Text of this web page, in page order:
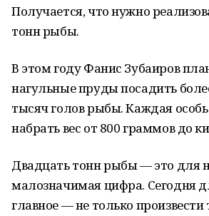
Получается, что нужно
тонн рыбы.
В этом году Фанис Зубаиров
нагульные пруды посадить
тысяч голов рыбы. Каждая
набрать вес от 800 граммов до
Двадцать тонн рыбы — это для
малозначимая цифра. Сегодня
главное — не только произвести